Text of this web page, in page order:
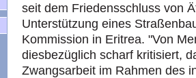
seit dem Friedensschluss von
Unterstützung eines
Kommission in Eritrea. "Von
diesbezüglich scharf kritisiert,
Zwangsarbeit im Rahmen des